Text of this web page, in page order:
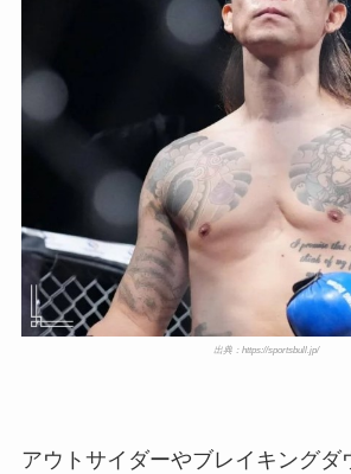
出典：https://sportsbull.jp/
アウトサイダーやブレイキングダ